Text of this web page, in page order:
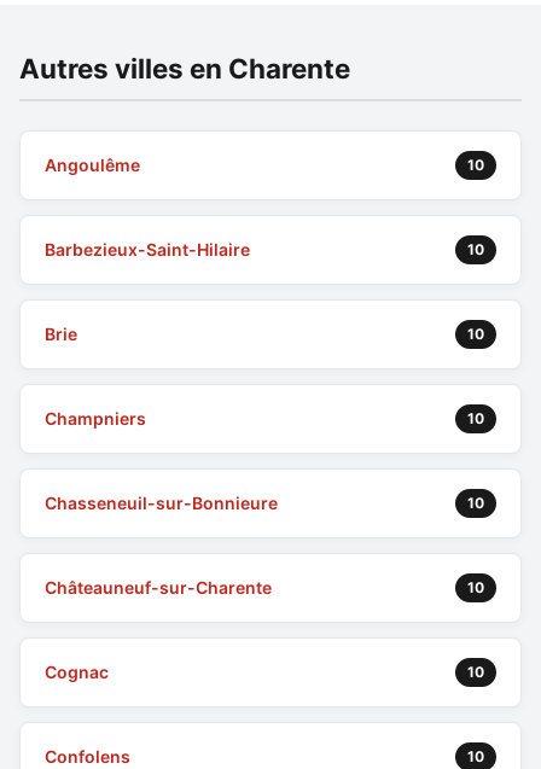
Autres villes en Charente
Angoulême 10
Barbezieux-Saint-Hilaire 10
Brie 10
Champniers 10
Chasseneuil-sur-Bonnieure 10
Châteauneuf-sur-Charente 10
Cognac 10
Confolens 10